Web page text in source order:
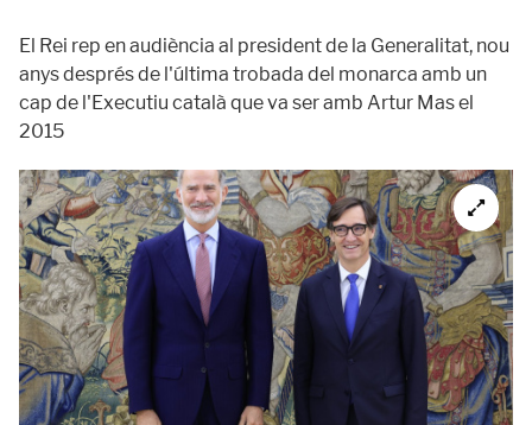
El Rei rep en audiència al president de la Generalitat, nou
anys després de l'última trobada del monarca amb un
cap de l'Executiu català que va ser amb Artur Mas el
2015